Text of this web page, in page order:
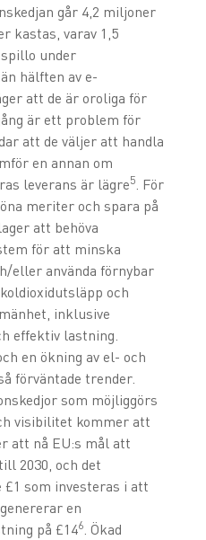
går 4,2 miljoner
kastas, varav 1,5
under
hälften av e-
att de är oroliga för
är ett problem för
att de väljer att handla
en annan om
leverans är lägre5. För
meriter och spara på
att behöva
för att minska
eller använda förnybar
och
inklusive
effektiv lastning.
en ökning av el- och
förväntade trender.
som möjliggörs
visibilitet kommer att
att nå EU:s mål att
2030, och det
som investeras i att
en
på £146. Ökad